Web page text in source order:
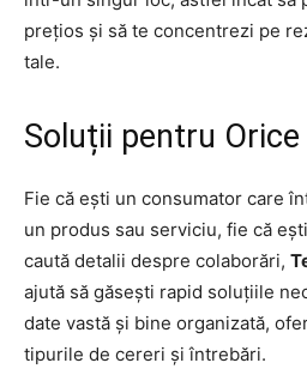
prețios și să te concentrezi pe
tale.
Soluții pentru
Fie că ești un consumator care
un produs sau serviciu, fie că
caută detalii despre colaborări,
ajută să găsești rapid soluțiile
date vastă și bine organizată,
tipurile de cereri și întrebări.